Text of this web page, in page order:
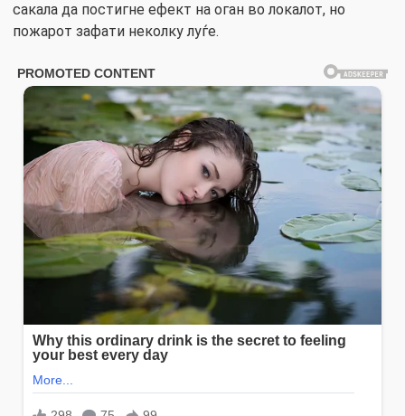
сакала да постигне ефект на оган во локалот, но
пожарот зафати неколку луѓе.